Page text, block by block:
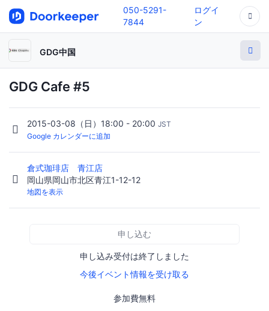
050-5291-
7844
ログイ
ン
GDG中国
GDG Cafe #5
2015-03-08（日）18:00 - 20:00 JST
Google カレンダーに追加
倉式珈琲店 青江店
岡山県岡山市北区青江1-12-12
地図を表示
申し込む
申し込み受付は終了しました
今後イベント情報を受け取る
参加費無料